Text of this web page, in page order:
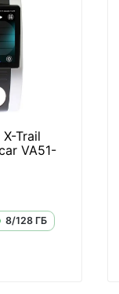
Trail
VA51-
8/128 ГБ